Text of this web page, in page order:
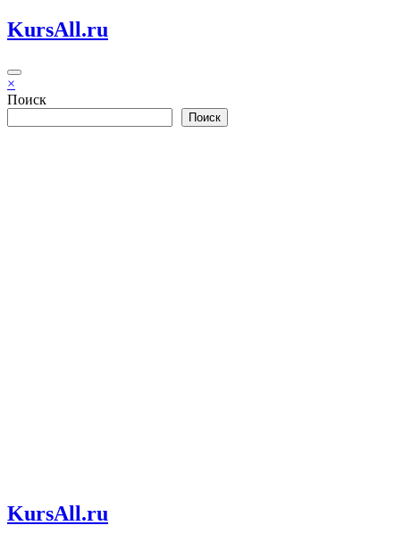
Перейти
к
KursAll.ru
×
Поиск
Поиск
KursAll.ru